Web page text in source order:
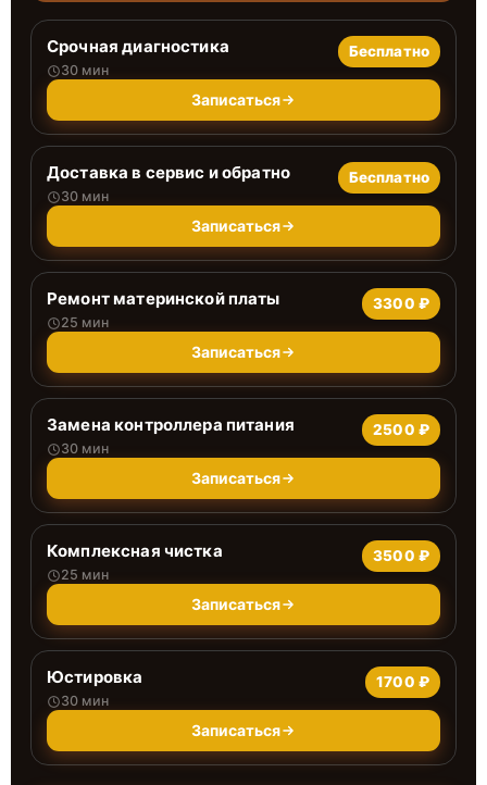
Срочная диагностика
30 мин
Бесплатно
Записаться
Доставка в сервис и обратно
30 мин
Бесплатно
Записаться
Ремонт материнской платы
25 мин
3300 ₽
Записаться
Замена контроллера питания
30 мин
2500 ₽
Записаться
Комплексная чистка
25 мин
3500 ₽
Записаться
Юстировка
30 мин
1700 ₽
Записаться